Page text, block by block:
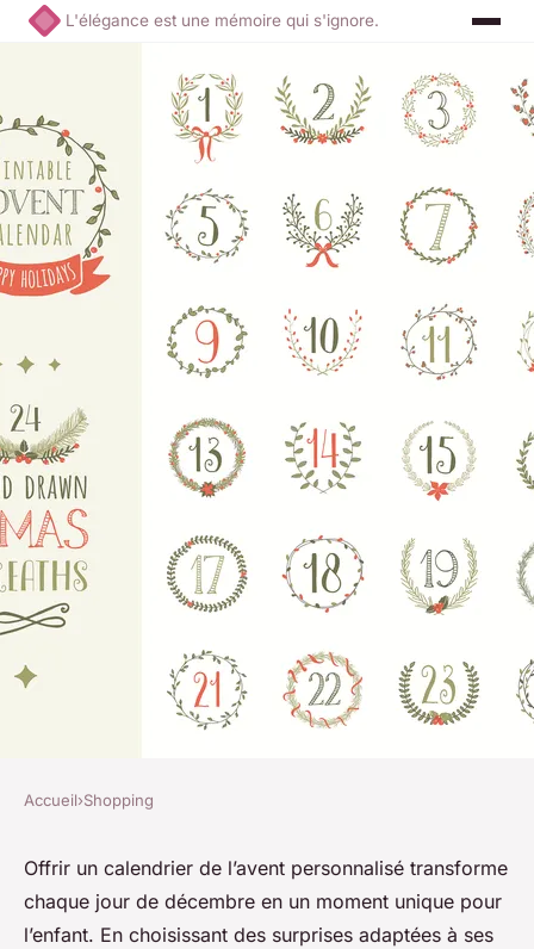
L'élégance est une mémoire qui s'ignore.
SHOPPING
Un calendrier de l'avent enfant
à personnaliser et économiser
Accueil›Shopping
Offrir un calendrier de l’avent personnalisé transforme
chaque jour de décembre en un moment unique pour
l’enfant. En choisissant des surprises adaptées à ses